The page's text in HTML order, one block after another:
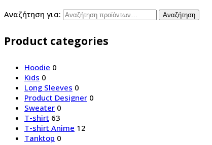
Αναζήτηση για: Αναζήτηση
Product categories
Hoodie 0
Kids 0
Long Sleeves 0
Product Designer 0
Sweater 0
T-shirt 63
T-shirt Anime 12
Tanktop 0